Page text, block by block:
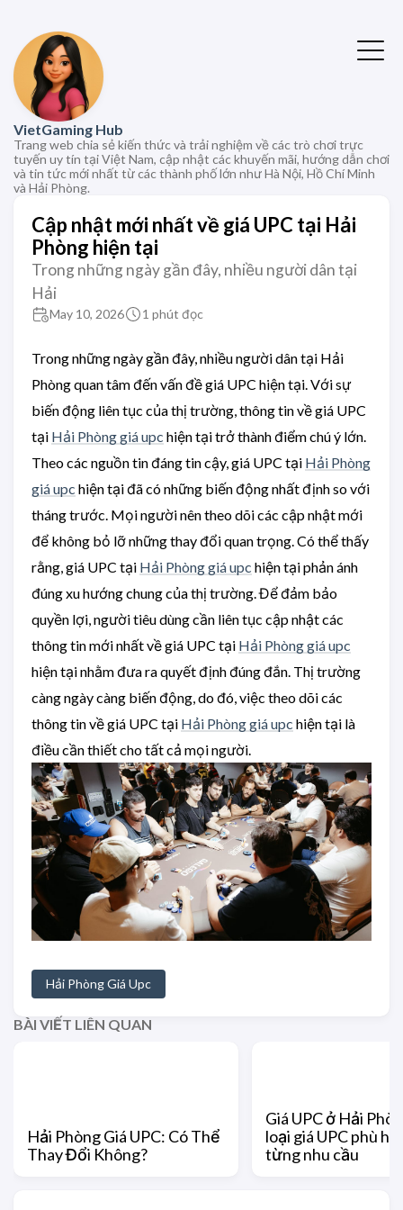
VietGaming Hub
Trang web chia sẻ kiến thức và trải nghiệm về các trò chơi trực
tuyến uy tín tại Việt Nam, cập nhật các khuyến mãi, hướng dẫn chơi
và tin tức mới nhất từ các thành phố lớn như Hà Nội, Hồ Chí Minh
và Hải Phòng.
Cập nhật mới nhất về giá UPC tại Hải
Phòng hiện tại
Trong những ngày gần đây, nhiều người dân tại
Hải
May 10, 2026 1 phút đọc
Trong những ngày gần đây, nhiều người dân tại Hải
Phòng quan tâm đến vấn đề giá UPC hiện tại. Với sự
biến động liên tục của thị trường, thông tin về giá UPC
tại Hải Phòng giá upc hiện tại trở thành điểm chú ý lớn.
Theo các nguồn tin đáng tin cậy, giá UPC tại Hải Phòng
giá upc hiện tại đã có những biến động nhất định so với
tháng trước. Mọi người nên theo dõi các cập nhật mới
để không bỏ lỡ những thay đổi quan trọng. Có thể thấy
rằng, giá UPC tại Hải Phòng giá upc hiện tại phản ánh
đúng xu hướng chung của thị trường. Để đảm bảo
quyền lợi, người tiêu dùng cần liên tục cập nhật các
thông tin mới nhất về giá UPC tại Hải Phòng giá upc
hiện tại nhằm đưa ra quyết định đúng đắn. Thị trường
càng ngày càng biến động, do đó, việc theo dõi các
thông tin về giá UPC tại Hải Phòng giá upc hiện tại là
điều cần thiết cho tất cả mọi người.
Hải Phòng Giá Upc
BÀI VIẾT LIÊN QUAN
Hải Phòng Giá UPC: Có Thể
Thay Đổi Không?
Giá UPC ở Hải
loại giá UPC phù
từng nhu cầu